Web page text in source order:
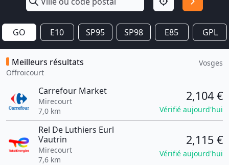
GO E10 SP95 SP98 E85 GPL
Meilleurs résultats
Offroicourt
Vosges
Carrefour Market
Mirecourt
7,0 km
2,104 €
Vérifié aujourd'hui
Rel De Luthiers Eurl
Vautrin
Mirecourt
7,6 km
2,115 €
Vérifié aujourd'hui